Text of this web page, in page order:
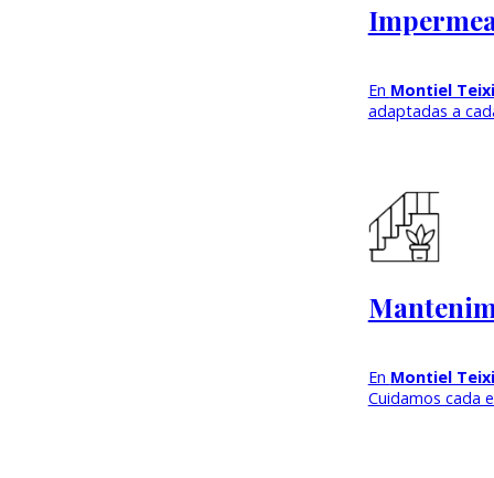
En Montiel
adaptadas a
En Montiel
Cuidamos cada